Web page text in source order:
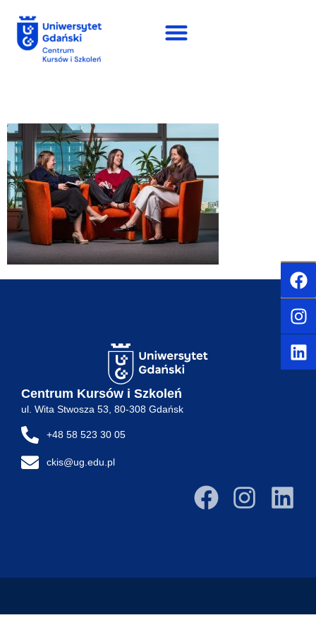
treści
Centrum Kursów i Szkoleń
ul. Wita Stwosza 53, 80-308 Gdańsk
+48 58 523 30 05
ckis@ug.edu.pl